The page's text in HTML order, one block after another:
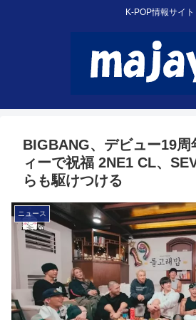
K-POP情報サイト
BIGBANG、デビュー19周
ィーで祝福 2NE1 CL、
らも駆けつける
ニュース